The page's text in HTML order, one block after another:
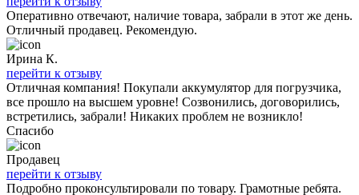
Оперативно отвечают, наличие товара, забрали в этот же день.
Отличный продавец. Рекомендую.
Ирина К.
перейти к отзыву
Отличная компания! Покупали аккумулятор для погрузчика,
все прошло на высшем уровне! Созвонились, договорились,
встретились, забрали! Никаких проблем не возникло!
Спасибо
Продавец
перейти к отзыву
Подробно проконсультировали по товару. Грамотные ребята.